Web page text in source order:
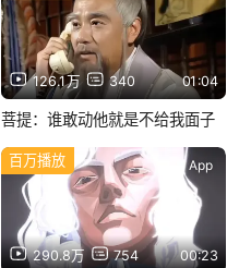
126.1万 340 01:04
菩提：谁敢动他就是不给我面子
290.8万 754 00:23
百万播放 App